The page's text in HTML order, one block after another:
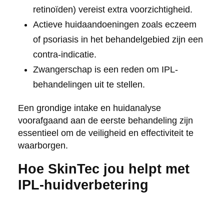
retinoïden) vereist extra voorzichtigheid.
Actieve huidaandoeningen zoals eczeem
of psoriasis in het behandelgebied zijn een
contra-indicatie.
Zwangerschap is een reden om IPL-
behandelingen uit te stellen.
Een grondige intake en huidanalyse
voorafgaand aan de eerste behandeling zijn
essentieel om de veiligheid en effectiviteit te
waarborgen.
Hoe SkinTec jou helpt met
IPL-huidverbetering